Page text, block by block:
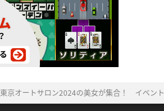
東京オートサロン2024の美女が集合！ イベン